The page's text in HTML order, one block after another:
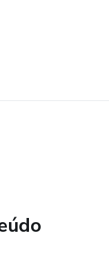
você pode mudar os
Não deixe